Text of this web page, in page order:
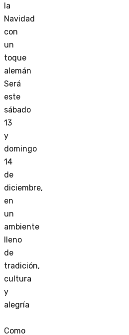
la
Navidad
con
un
toque
alemán
Será
este
sábado
13
y
domingo
14
de
diciembre,
en
un
ambiente
lleno
de
tradición,
cultura
y
alegría
Como